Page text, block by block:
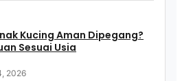
Kucing Aman Dipegang?
Sesuai Usia
2026